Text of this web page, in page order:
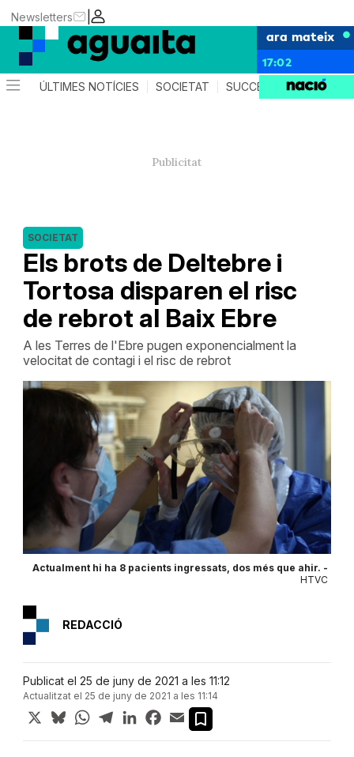
|
Newsletters
ara mateix
17:02
ÚLTIMES NOTÍCIES SOCIETAT SUCCESSOS AGENDA
Els brots de Deltebre i
Tortosa disparen el risc
de rebrot al Baix Ebre
SOCIETAT
A les Terres de l'Ebre pugen exponencialment la
velocitat de contagi i el risc de rebrot
Actualment hi ha 8 pacients ingressats, dos més que ahir. -
HTVC
REDACCIÓ
Publicat el 25 de juny de 2021 a les 11:12
Actualitzat el 25 de juny de 2021 a les 11:14
X BlueskyWhatsApp
TelegramLinkedInFacebook
Email